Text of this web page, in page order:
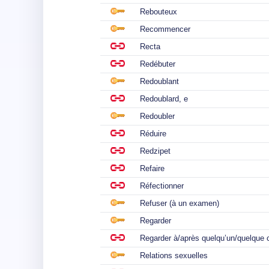
Rebouteux
Recommencer
Recta
Redébuter
Redoublant
Redoublard, e
Redoubler
Réduire
Redzipet
Refaire
Réfectionner
Refuser (à un examen)
Regarder
Regarder à/après quelqu’un/quelque
Relations sexuelles